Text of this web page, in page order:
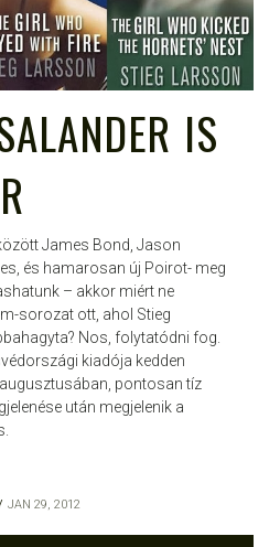
IS
James Bond, Jason
és hamarosan új Poirot- meg
– akkor miért ne
sorozat ott, ahol Stieg
Nos, folytatódni fog.
kiadója kedden
pontosan tíz
után megjelenik a
JAN 29, 2012